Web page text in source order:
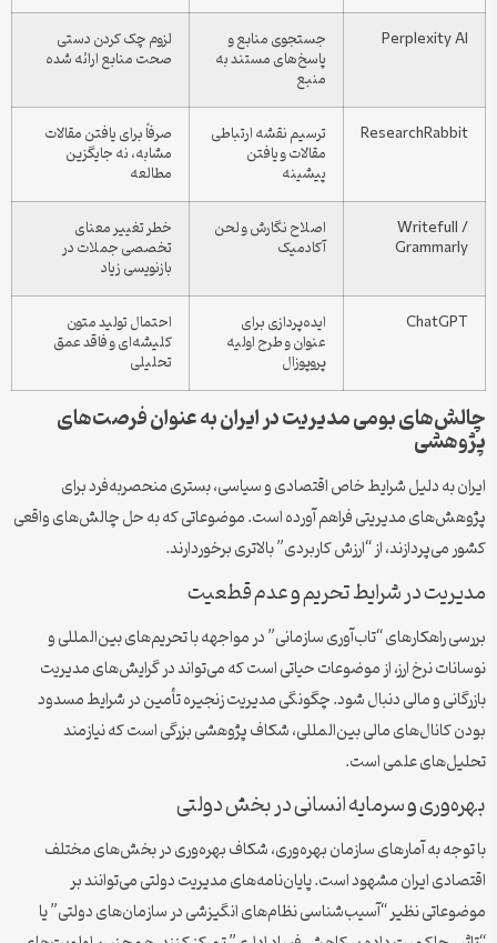
Perplexity AI
جستجوی منابع و
پاسخ‌های مستند به
منبع
لزوم چک کردن دستی
صحت منابع ارائه شده
ResearchRabbit
ترسیم نقشه ارتباطی
مقالات و یافتن
پیشینه
صرفاً برای یافتن مقالات
مشابه، نه جایگزین
مطالعه
Writefull /
Grammarly
اصلاح نگارش و لحن
آکادمیک
خطر تغییر معنای
تخصصی جملات در
بازنویسی زیاد
ChatGPT
ایده‌پردازی برای
عنوان و طرح اولیه
پروپوزال
احتمال تولید متون
کلیشه‌ای و فاقد عمق
تحلیلی
چالش‌های بومی مدیریت در ایران به عنوان فرصت‌های
پژوهشی
ایران به دلیل شرایط خاص اقتصادی و سیاسی، بستری منحصربه‌فرد برای
پژوهش‌های مدیریتی فراهم آورده است. موضوعاتی که به حل چالش‌های واقعی
کشور می‌پردازند، از “ارزش کاربردی” بالاتری برخوردارند.
مدیریت در شرایط تحریم و عدم قطعیت
بررسی راهکارهای “تاب‌آوری سازمانی” در مواجهه با تحریم‌های بین‌المللی و
نوسانات نرخ ارز، از موضوعات حیاتی است که می‌تواند در گرایش‌های مدیریت
بازرگانی و مالی دنبال شود. چگونگی مدیریت زنجیره تأمین در شرایط مسدود
بودن کانال‌های مالی بین‌المللی، شکاف پژوهشی بزرگی است که نیازمند
تحلیل‌های علمی است.
بهره‌وری و سرمایه انسانی در بخش دولتی
با توجه به آمارهای سازمان بهره‌وری، شکاف بهره‌وری در بخش‌های مختلف
اقتصادی ایران مشهود است. پایان‌نامه‌های مدیریت دولتی می‌توانند بر
موضوعاتی نظیر “آسیب‌شناسی نظام‌های انگیزشی در سازمان‌های دولتی” یا